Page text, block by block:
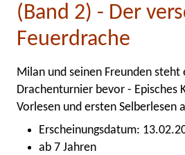
(Band 2) - Der
Feuerdrache
Milan und seinen Freunden steht
Drachenturnier bevor - Episches
Vorlesen und ersten Selberlesen
Erscheinungsdatum:
ab 7 Jahren